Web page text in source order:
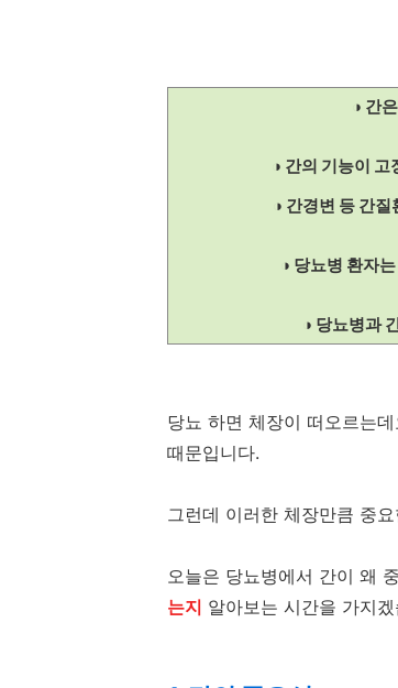
◑ 간
◑ 간의 기능이
◑ 간경변 등 간
◑ 당뇨병 환자
◑ 당뇨병과
당뇨 하면 체장이 떠오르는
때문입니다.
그런데 이러한 체장만큼 중
오늘은 당뇨병에서 간이 왜
는지 알아보는 시간을 가지